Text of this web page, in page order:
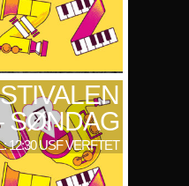
SØNDAG
12:30 USF VERFTET